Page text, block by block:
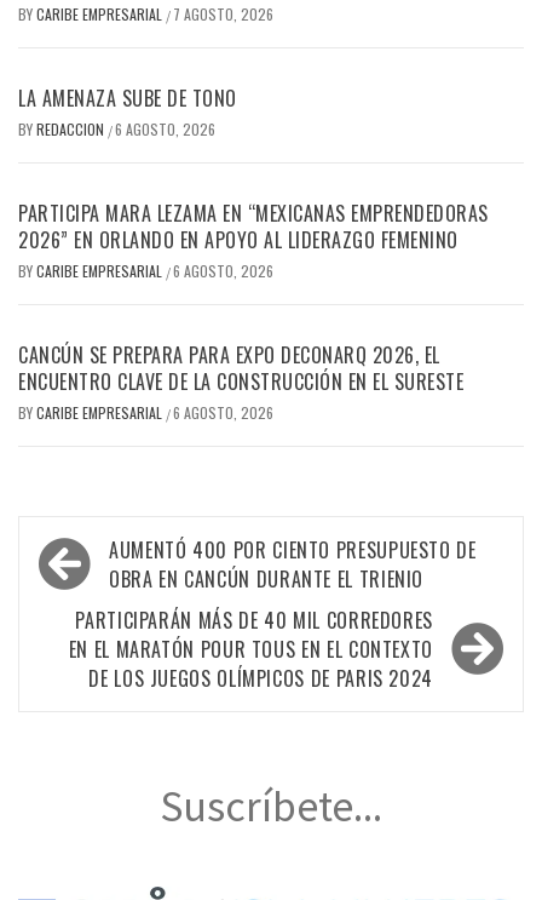
BYCARIBE EMPRESARIAL / 7 AGOSTO, 2026
LA AMENAZA SUBE DE TONO
BYREDACCION /6 AGOSTO, 2026
PARTICIPA MARA LEZAMA EN “MEXICANAS EMPRENDEDORAS
2026” EN ORLANDO EN APOYO AL LIDERAZGO FEMENINO
BYCARIBE EMPRESARIAL /6 AGOSTO, 2026
CANCÚN SE PREPARA PARA EXPO DECONARQ 2026, EL
ENCUENTRO CLAVE DE LA CONSTRUCCIÓN EN EL SURESTE
BYCARIBE EMPRESARIAL /6 AGOSTO, 2026
Navegación
de
entradas
AUMENTÓ 400 POR CIENTO PRESUPUESTO DE
OBRA EN CANCÚN DURANTE EL TRIENIO
PARTICIPARÁN MÁS DE 40 MIL CORREDORES
EN EL MARATÓN POUR TOUS EN EL CONTEXTO
DE LOS JUEGOS OLÍMPICOS DE PARIS 2024
Suscríbete...